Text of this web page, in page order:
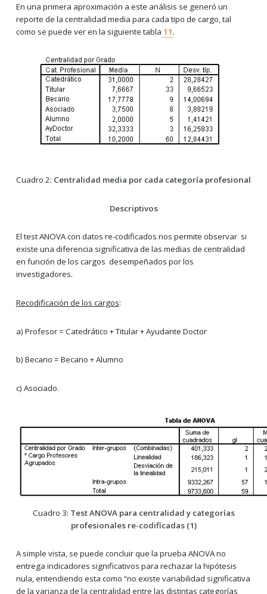
En una primera aproximación a este análisis se generó un
reporte de la centralidad media para cada tipo de cargo, tal
como se puede ver en la siguiente tabla 11 .
Cuadro 2: Centralidad media por cada categoría profesional
Descriptivos
El test ANOVA con datos re-codificados nos permite observar si
existe una diferencia significativa de las medias de centralidad
en función de los cargos desempeñados por los
investigadores.
Recodificación de los cargos:
a) Profesor = Catedrático + Titular + Ayudante Doctor
b) Becario = Becario + Alumno
c) Asociado.
Cuadro 3: Test ANOVA para centralidad y categorías
profesionales re-codificadas (1)
A simple vista, se puede concluir que la prueba ANOVA no
entrega indicadores significativos para rechazar la hipótesis
nula, entendiendo esta como “no existe variabilidad significativa
de la varianza de la centralidad entre las distintas categorías